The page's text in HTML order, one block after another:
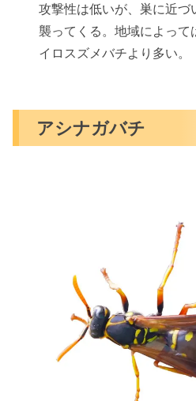
攻撃性は低いが、巣に近づ
襲ってくる。地域によって
イロスズメバチより多い。
アシナガバチ